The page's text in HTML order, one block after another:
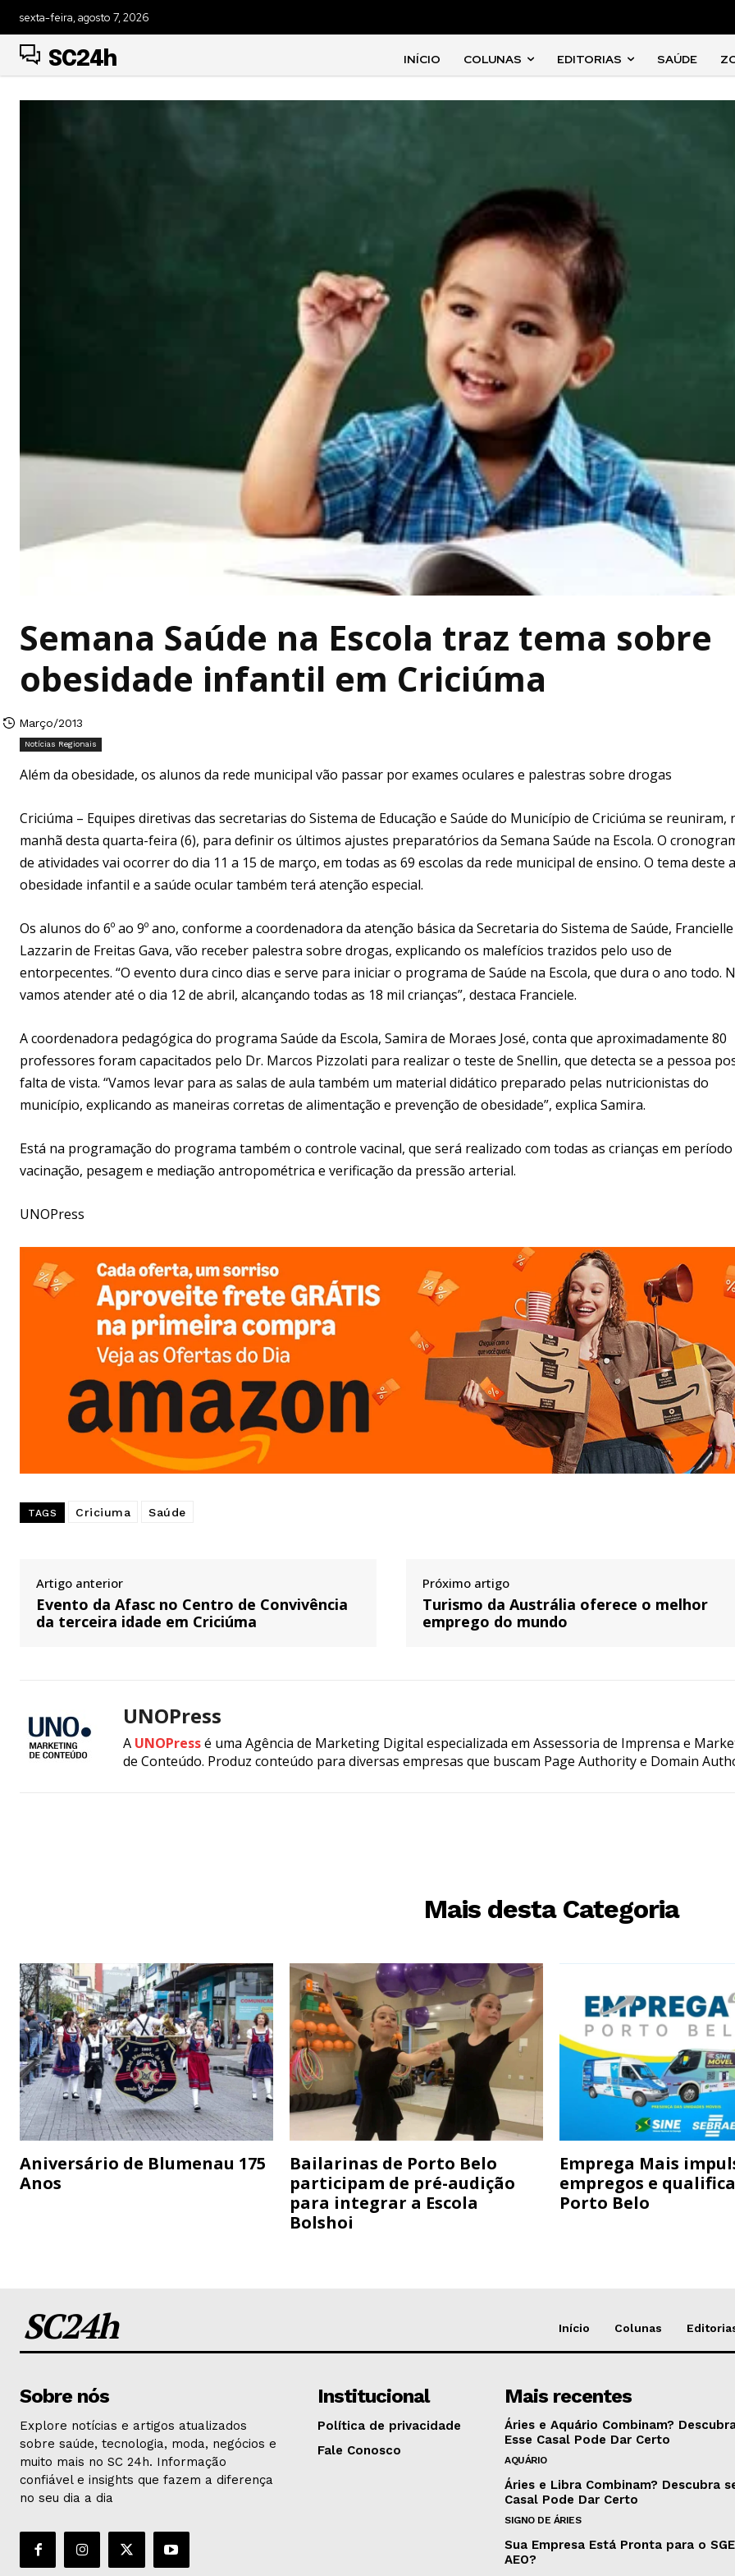
sexta-feira, agosto 7, 2026
SC24h INÍCIO COLUNAS EDITORIAS SAÚDE
Semana Saúde na Escola traz tema sobre
obesidade infantil em Criciúma
Março/2013
Notícias Regionais
Além da obesidade, os alunos da rede municipal vão passar por exames oculares e palestras sobre drogas
Criciúma – Equipes diretivas das secretarias do Sistema de Educação e Saúde do Município de Criciúma se reuniram,
manhã desta quarta-feira (6), para definir os últimos ajustes preparatórios da Semana Saúde na Escola. O
de atividades vai ocorrer do dia 11 a 15 de março, em todas as 69 escolas da rede municipal de ensino. O tema deste
obesidade infantil e a saúde ocular também terá atenção especial.
Os alunos do 6º ao 9º ano, conforme a coordenadora da atenção básica da Secretaria do Sistema de Saúde, Francielle
Lazzarin de Freitas Gava, vão receber palestra sobre drogas, explicando os malefícios trazidos pelo uso de
entorpecentes. “O evento dura cinco dias e serve para iniciar o programa de Saúde na Escola, que dura o ano todo.
vamos atender até o dia 12 de abril, alcançando todas as 18 mil crianças”, destaca Franciele.
A coordenadora pedagógica do programa Saúde da Escola, Samira de Moraes José, conta que aproximadamente 80
professores foram capacitados pelo Dr. Marcos Pizzolati para realizar o teste de Snellin, que detecta se a pessoa
falta de vista. “Vamos levar para as salas de aula também um material didático preparado pelas nutricionistas do
município, explicando as maneiras corretas de alimentação e prevenção de obesidade”, explica Samira.
Está na programação do programa também o controle vacinal, que será realizado com todas as crianças em período
vacinação, pesagem e mediação antropométrica e verificação da pressão arterial.
UNOPress
TAGS Criciuma Saúde
Artigo anterior
Evento da Afasc no Centro de Convivência
da terceira idade em Criciúma
Próximo artigo
Turismo da Austrália oferece o melhor
emprego do mundo
UNOPress
A UNOPressé uma Agência de Marketing Digital especializada em Assessoria de Imprensa e
de Conteúdo. Produz conteúdo para diversas empresas que buscam Page Authority e Domain
Mais desta Categoria
Aniversário de Blumenau 175
Anos
Bailarinas de Porto Belo
participam de pré-audição
para integrar a Escola
Bolshoi
Emprega Mais
empregos e
Porto Belo
SC24h Início Colunas
Sobre nós
Explore notícias e artigos atualizados
sobre saúde, tecnologia, moda, negócios e
muito mais no SC 24h. Informação
confiável e insights que fazem a diferença
no seu dia a dia
Institucional
Política de privacidade
Fale Conosco
Mais recentes
Áries e Aquário Combinam?
Esse Casal Pode Dar Certo
AQUÁRIO
Áries e Libra Combinam? Descubra
Casal Pode Dar Certo
SIGNO DE ÁRIES
Sua Empresa Está Pronta para o
AEO?